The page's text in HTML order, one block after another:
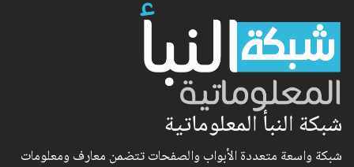
شبكة النبأ المعلوماتية
شبكة واسعة متعددة الأبواب والصفحات تتضمن معارف ومعلومات